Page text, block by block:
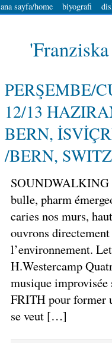
ana sayfa/home biyografi
PERŞEMBE/
12/13
BERN,
/BERN,
SOUNDWALKING
bulle, pharm
caries nos murs,
ouvrons
l’environnement.
H.Westercamp
musique improvisée
FRITH pour former
se veut […]